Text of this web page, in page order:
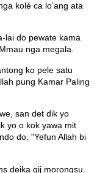
kolé ca lo’ang ata
lai do pewate kama
nga megala.
ko pele satu
pung Kamar Paling
san det dik yo
yo o kok yawa mit
do, "Yefun Allah bi
deika gij morongsu